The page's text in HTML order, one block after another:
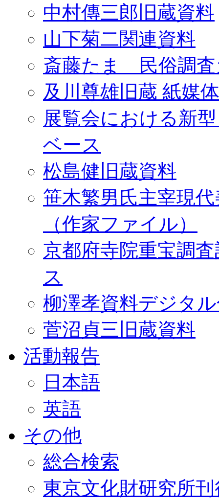
中村傳三郎旧蔵資料
山下菊二関連資料
斎藤たま 民俗調査
及川尊雄旧蔵 紙媒
展覧会における新
ベース
松島健旧蔵資料
笹木繁男氏主宰現
（作家ファイル）
京都府寺院重宝調
ス
柳澤孝資料デジタ
菅沼貞三旧蔵資料
活動報告
日本語
英語
その他
総合検索
東京文化財研究所